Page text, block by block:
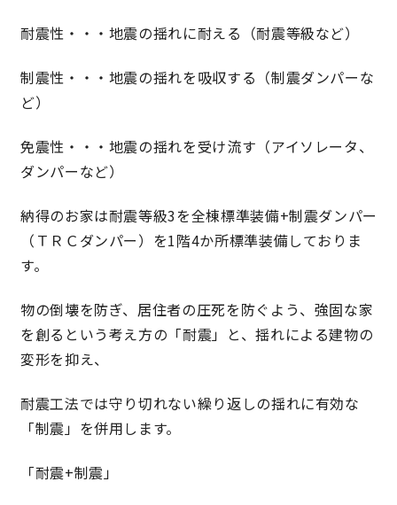
快適な室内環境へのこだわり
生涯続く安心のアフターフォロー
ラインナップ
最響の家
nattoku住宅25周年記念モデル
Glass Arts
キママプラス
耐震性・・・地震の揺れに耐える（耐震等級など）
制震性・・・地震の揺れを吸収する（制震ダンパーな
ど）
免震性・・・地震の揺れを受け流す（アイソレータ、
ダンパーなど）
納得のお家は耐震等級3を全棟標準装備+制震ダンパー
（ＴＲＣダンパー）を1階4か所標準装備しておりま
す。
物の倒壊を防ぎ、居住者の圧死を防ぐよう、強固な家
を創るという考え方の「耐震」と、揺れによる建物の
変形を抑え、
耐震工法では守り切れない繰り返しの揺れに有効な
「制震」を併用します。
「耐震+制震」